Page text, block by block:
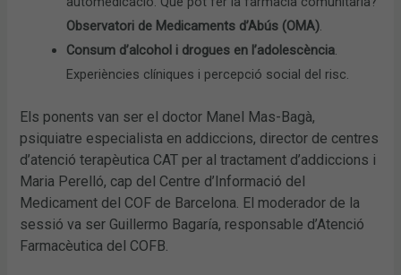
Observatori de Medicaments d’Abús (OMA).
Consum d’alcohol i drogues en l’adolescència.
Experiències clíniques i percepció social del risc.
Els ponents van ser el doctor Manel Mas-Bagà,
psiquiatre especialista en addiccions, director de centres
d’atenció terapèutica CAT per al tractament d’addiccions i
Maria Perelló, cap del Centre d’Informació del
Medicament del COF de Barcelona. El moderador de la
sessió va ser Guillermo Bagaría, responsable d’Atenció
Farmacèutica del COFB.